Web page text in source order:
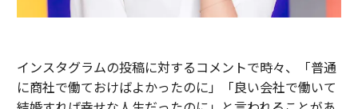
インスタグラムの投稿に対するコメントで時々、「普通
に商社で働ておけばよかったのに」「良い会社で働いて